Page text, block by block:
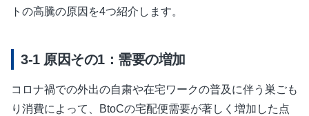
トの高騰の原因を4つ紹介します。
原因その1：需要の増加
コロナ禍での外出の自粛や在宅ワークの普及に伴う巣ごも
り消費によって、BtoCの宅配便需要が著しく増加した点